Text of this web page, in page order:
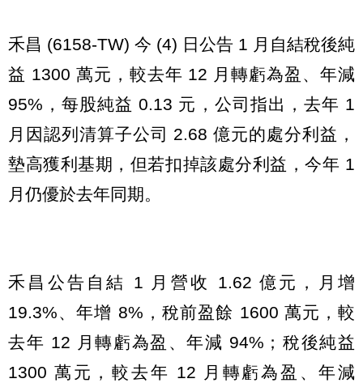
禾昌 (6158-TW) 今 (4) 日公告 1 月自結稅後純
益 1300 萬元，較去年 12 月轉虧為盈、年減
95%，每股純益 0.13 元，公司指出，去年 1
月因認列清算子公司 2.68 億元的處分利益，
墊高獲利基期，但若扣掉該處分利益，今年 1
月仍優於去年同期。
禾昌公告自結 1 月營收 1.62 億元，月增
19.3%、年增 8%，稅前盈餘 1600 萬元，較
去年 12 月轉虧為盈、年減 94%；稅後純益
1300 萬元，較去年 12 月轉虧為盈、年減